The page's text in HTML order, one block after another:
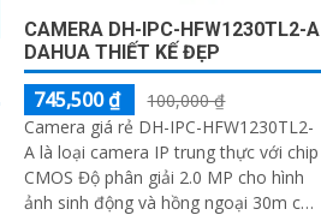
CAMERA DH-IPC-HFW1230TL2-A
DAHUA THIẾT KẾ ĐẸP
745,500 ₫
100,000 ₫
Camera giá rẻ DH-IPC-HFW1230TL2-
A là loại camera IP trung thực với chip
CMOS Độ phân giải 2.0 MP cho hình
ảnh sinh động và hồng ngoại 30m cho